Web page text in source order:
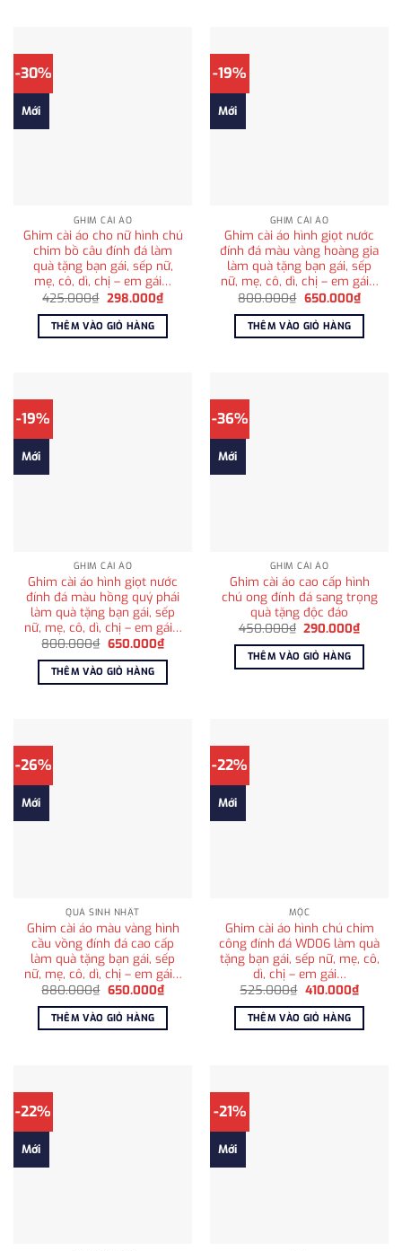
-30%
Mới
GHIM CÀI ÁO
Ghim cài áo cho nữ hình chú
chim bồ câu đính đá làm
quà tặng bạn gái, sếp nữ,
mẹ, cô, dì, chị – em gái…
425.000₫ Giá
là:
425.000₫.
298.000₫Giá
hiện
tại
298.000₫.
THÊM VÀO GIỎ HÀNG
-19%
Mới
GHIM CÀI ÁO
Ghim cài áo hình giọt nước
đính đá màu vàng hoàng gia
làm quà tặng bạn gái, sếp
nữ, mẹ, cô, dì, chị – em gái…
800.000₫ Giá
là:
800.000₫.
650.000₫Giá
hiện
tại
THÊM VÀO GIỎ HÀNG
-19%
Mới
GHIM CÀI ÁO
Ghim cài áo hình giọt nước
đính đá màu hồng quý phái
làm quà tặng bạn gái, sếp
nữ, mẹ, cô, dì, chị – em gái…
800.000₫ Giá
là:
800.000₫.
650.000₫Giá
tại
650.000₫.
THÊM VÀO GIỎ HÀNG
-36%
Mới
GHIM CÀI ÁO
Ghim cài áo cao cấp hình
chú ong đính đá sang trọng
quà tặng độc đáo
450.000₫ Giá
là:
450.000₫.
290.000₫Giá
tại
THÊM VÀO GIỎ HÀNG
-26%
Mới
QUÀ SINH NHẬT
Ghim cài áo màu vàng hình
cầu vồng đính đá cao cấp
làm quà tặng bạn gái, sếp
nữ, mẹ, cô, dì, chị – em gái…
880.000₫ Giá
là:
880.000₫.
650.000₫Giá
hiện
tại
650.000₫.
THÊM VÀO GIỎ HÀNG
-22%
Mới
MỘC
Ghim cài áo hình chú chim
công đính đá WD06 làm quà
tặng bạn gái, sếp nữ, mẹ, cô,
dì, chị – em gái…
525.000₫ Giá
là:
525.000₫.
410.000₫Giá
hiện
tại
THÊM VÀO GIỎ HÀNG
-22%
Mới
-21%
Mới